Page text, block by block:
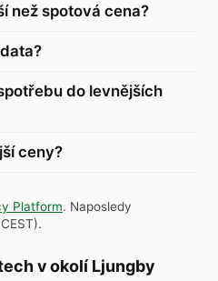
než spotová cena?
do levnějších
ceny?
Platform. Naposledy
CEST).
v okolí Ljungby